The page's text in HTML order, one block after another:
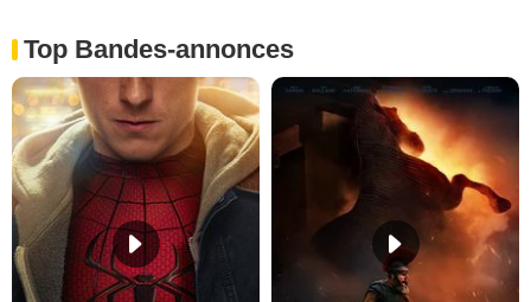
Top Bandes-annonces